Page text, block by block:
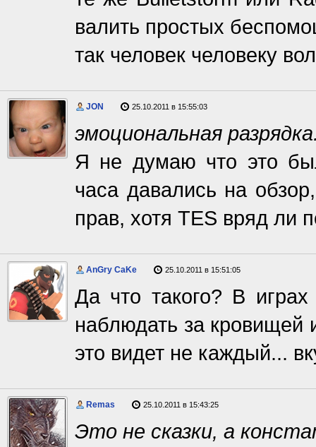
валить простых
так человек человеку
JON 25.10.2011 в 15:55:03
эмоциональная
Я не думаю что это
часа давались на
прав, хотя TES вряд ли
AnGry CaKe 25.10.2011 в 15:51:05
Да что такого? В
наблюдать за
это видет не каждый...
Remas 25.10.2011 в 15:43:25
Это не сказки, а